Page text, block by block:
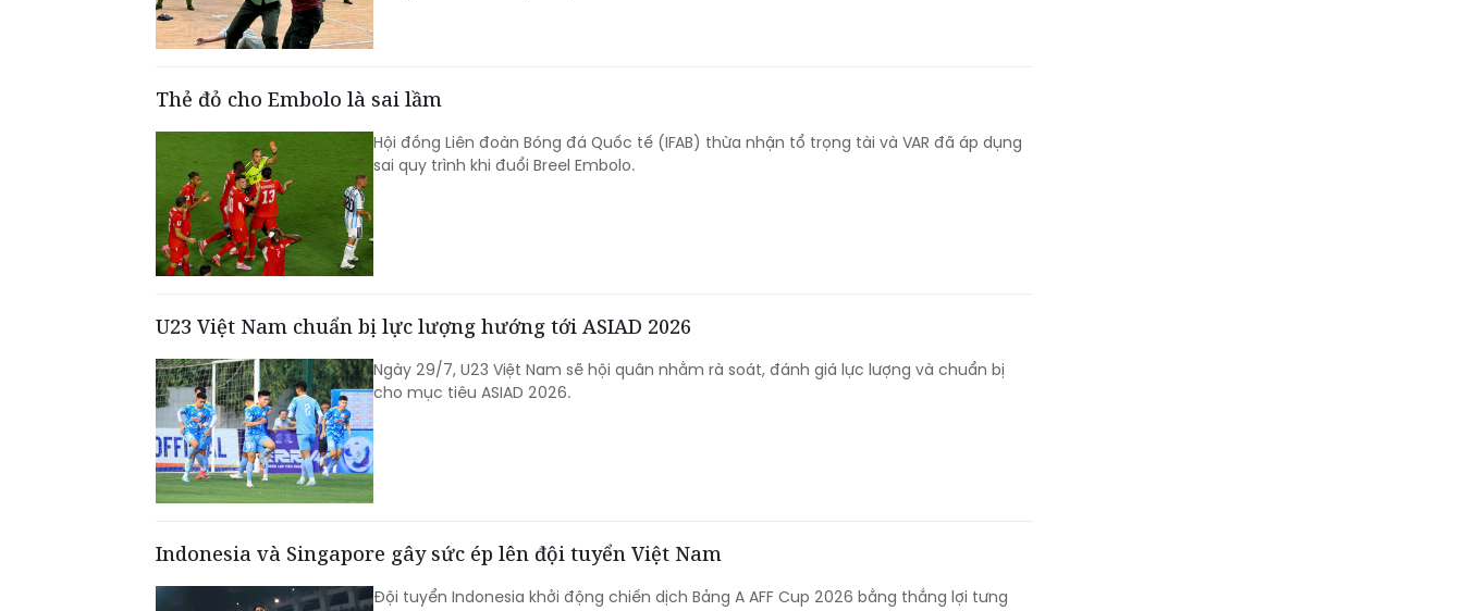
Thẻ đỏ cho Embolo là sai lầm
Hội đồng Liên đoàn Bóng đá Quốc tế (IFAB) thừa nhận tổ trọng tài và VAR đã áp dụng
sai quy trình khi đuổi Breel Embolo.
U23 Việt Nam chuẩn bị lực lượng hướng tới ASIAD 2026
Ngày 29/7, U23 Việt Nam sẽ hội quân nhằm rà soát, đánh giá lực lượng và chuẩn bị
cho mục tiêu ASIAD 2026.
Indonesia và Singapore gây sức ép lên đội tuyển Việt Nam
Đội tuyển Indonesia khởi động chiến dịch Bảng A AFF Cup 2026 bằng thắng lợi tưng